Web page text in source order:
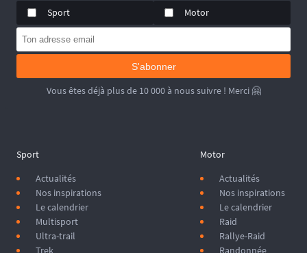
Sport
Motor
S'abonner
Vous êtes déjà plus de 10 000 à nous suivre ! Merci 🤗
Sport
Actualités
Nos inspirations
Le calendrier
Multisport
Ultra-trail
Trek
Motor
Actualités
Nos inspirations
Le calendrier
Raid
Rallye-Raid
Randonnée